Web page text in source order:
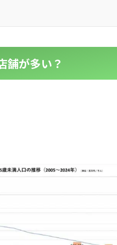
舗が多い？
小売業の方向けサービス
中古買取業者向けサービス
小売業の方向けサービス
中古買取業者向けサービス